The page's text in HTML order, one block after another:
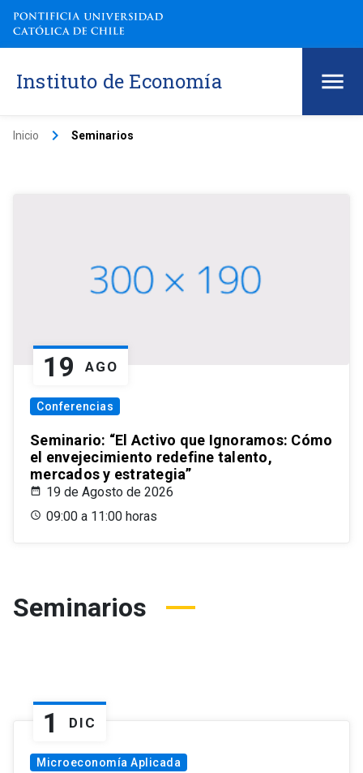
Instituto de Economía
Inicio keyboard_arrow_right Seminarios
19 AGO
Conferencias
Seminario: “El Activo que Ignoramos: Cómo
el envejecimiento redefine talento,
mercados y estrategia”
19 de Agosto de 2026
09:00 a 11:00 horas
Seminarios
1 DIC
Microeconomía Aplicada